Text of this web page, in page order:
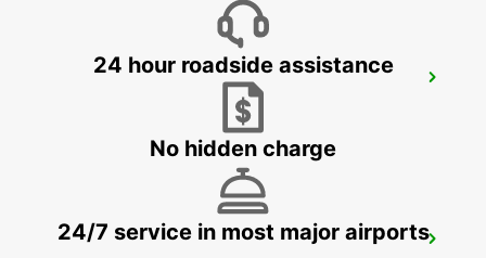
TROYES GARE MEET AND GREET
TROYES LA CHAPELLE SAINT LUC
24 hour roadside assistance
No hidden charge
24/7 service in most major airports